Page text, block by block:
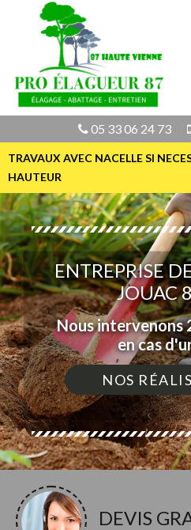
05 33 06 24 73
TRAVAUX AVEC NACELLE SI
HAUTEUR
ENTREPRISE
JOUAC
Nous intervenons
en cas
NOS
DEVIS